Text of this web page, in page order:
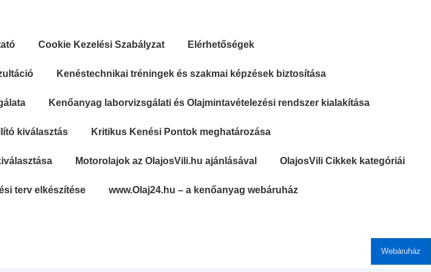
Cookie Kezelési Szabályzat Elérhetőségek
Kenéstechnikai tréningek és szakmai képzések biztosítása
Kenőanyag laborvizsgálati és Olajmintavételezési rendszer kialakítása
kiválasztás Kritikus Kenési Pontok meghatározása
Motorolajok az OlajosVili.hu ajánlásával OlajosVili Cikkek kategóriái
terv elkészítése www.Olaj24.hu – a kenőanyag webáruház
Webáruház